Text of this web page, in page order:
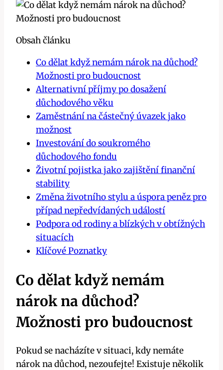
Obsah článku
Co dělat když nemám nárok na důchod?
Možnosti pro budoucnost
Alternativní příjmy po dosažení
důchodového věku
Zaměstnání na částečný úvazek jako
možnost
Investování do soukromého
důchodového fondu
Životní pojistka jako zajištění finanční
stability
Změna životního stylu a úspora peněz pro
případ nepředvídaných událostí
Podpora od rodiny a blízkých v obtížných
situacích
Klíčové Poznatky
Co dělat když nemám
nárok na důchod?
Možnosti pro budoucnost
Pokud se nacházíte v situaci, kdy nemáte
nárok na důchod, nezoufejte! Existuje několik